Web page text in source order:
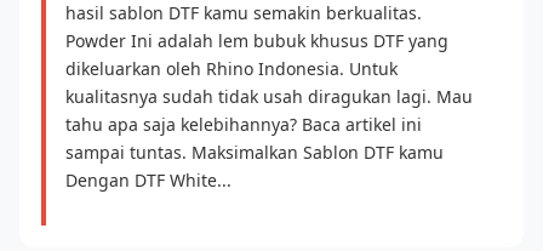
hasil sablon DTF kamu semakin berkualitas.
Powder Ini adalah lem bubuk khusus DTF yang
dikeluarkan oleh Rhino Indonesia. Untuk
kualitasnya sudah tidak usah diragukan lagi. Mau
tahu apa saja kelebihannya? Baca artikel ini
sampai tuntas. Maksimalkan Sablon DTF kamu
Dengan DTF White...